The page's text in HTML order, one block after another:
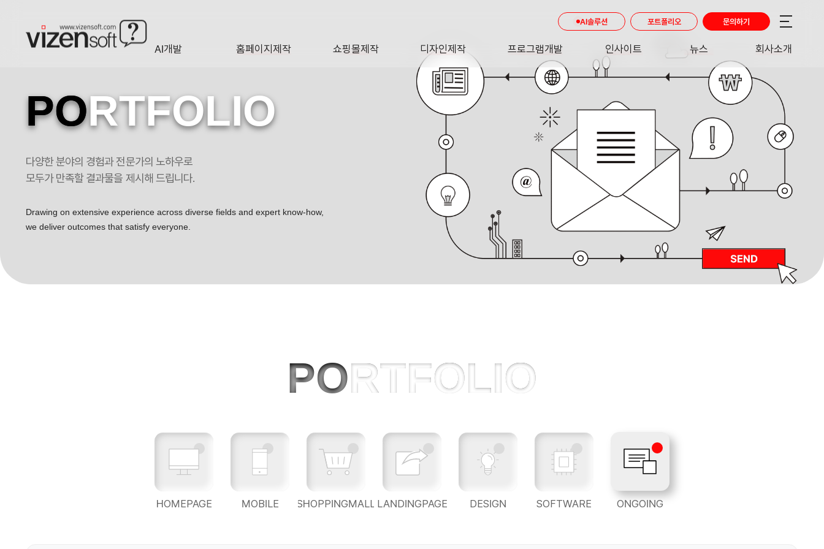
AI개발 홈페이지제작 쇼핑몰제작 디자인제작
DESIGN
프로그램개발
SOFTWARE
인사이트
INSIGHT
뉴스
NEWS
회사소개
AI솔루션 포트폴리오 문의하기
PORTFOLIO
다양한 분야의 경험과 전문가의 노하우로
모두가 만족할 결과물을 제시해 드립니다.
Drawing on extensive experience across diverse fields and expert know-how,
we deliver outcomes that satisfy everyone.
PORTFOLIO
HOMEPAGE MOBILE SHOPPINGMALL LANDINGPAGE DESIGN SOFTWARE ONGOING